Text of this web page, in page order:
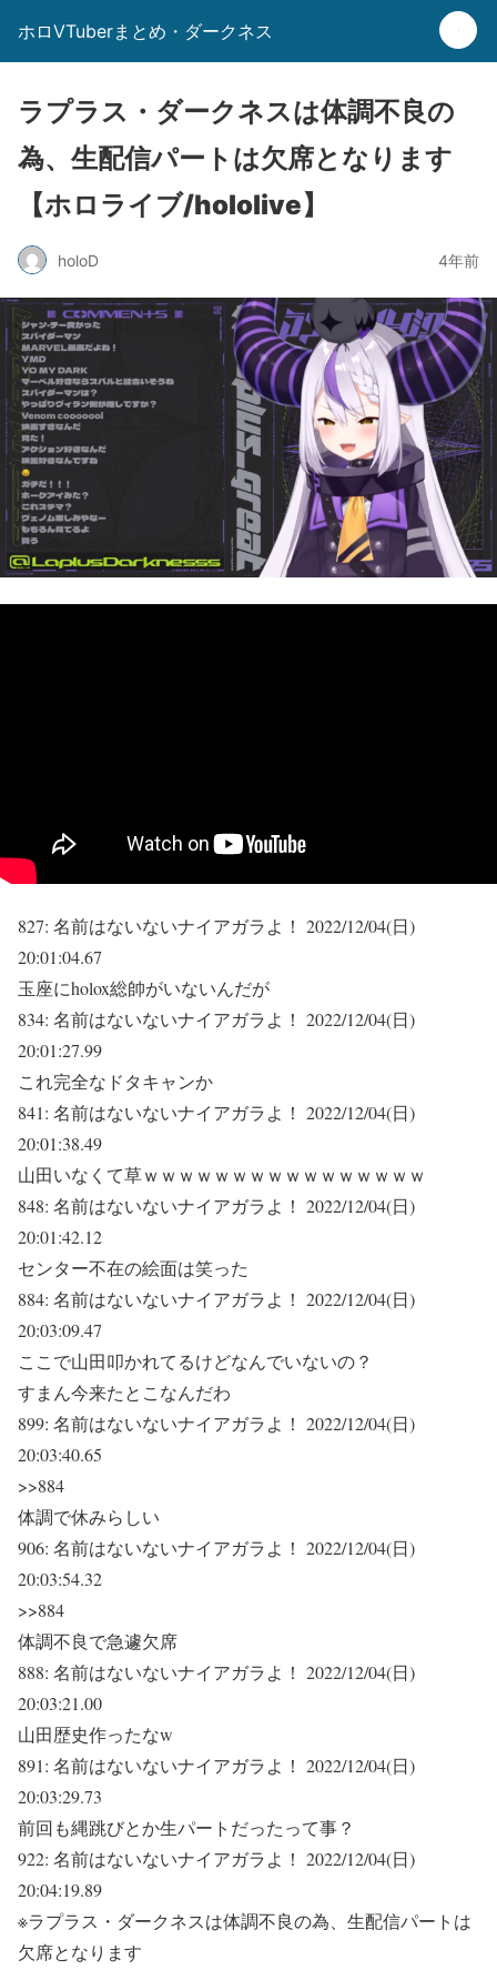
ホロVTuberまとめ・ダークネス
ラプラス・ダークネスは体調不良の
為、生配信パートは欠席となります
【ホロライブ/hololive】
holoD 4年前
827: 名前はないないナイアガラよ！ 2022/12/04(日)
20:01:04.67
玉座にholox総帥がいないんだが
834: 名前はないないナイアガラよ！ 2022/12/04(日)
20:01:27.99
これ完全なドタキャンか
841: 名前はないないナイアガラよ！ 2022/12/04(日)
20:01:38.49
山田いなくて草ｗｗｗｗｗｗｗｗｗｗｗｗｗｗｗｗ
848: 名前はないないナイアガラよ！ 2022/12/04(日)
20:01:42.12
センター不在の絵面は笑った
884: 名前はないないナイアガラよ！ 2022/12/04(日)
20:03:09.47
ここで山田叩かれてるけどなんでいないの？
すまん今来たとこなんだわ
899: 名前はないないナイアガラよ！ 2022/12/04(日)
20:03:40.65
>>884
体調で休みらしい
906: 名前はないないナイアガラよ！ 2022/12/04(日)
20:03:54.32
>>884
体調不良で急遽欠席
888: 名前はないないナイアガラよ！ 2022/12/04(日)
20:03:21.00
山田歴史作ったなw
891: 名前はないないナイアガラよ！ 2022/12/04(日)
20:03:29.73
前回も縄跳びとか生パートだったって事？
922: 名前はないないナイアガラよ！ 2022/12/04(日)
20:04:19.89
※ラプラス・ダークネスは体調不良の為、生配信パートは
欠席となります